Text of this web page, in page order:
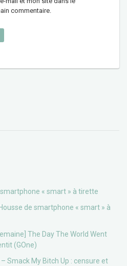
commentaire.
smartphone « smart » à tirette
de smartphone « smart » à
The Day The World Went
(GOne)
Smack My Bitch Up : censure et